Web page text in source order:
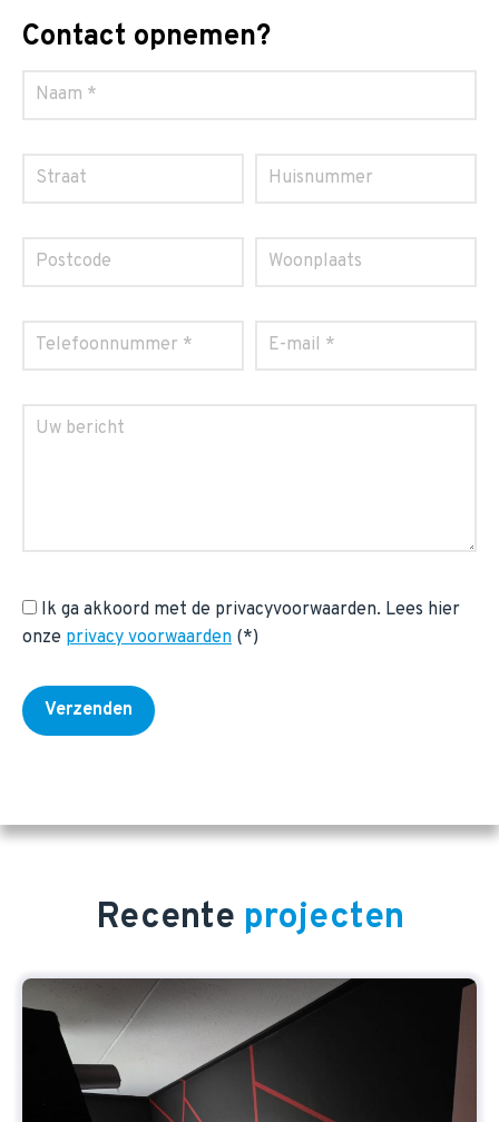
Contact opnemen?
Ik ga akkoord met de privacyvoorwaarden. Lees hier
onze privacy voorwaarden (*)
Recente projecten